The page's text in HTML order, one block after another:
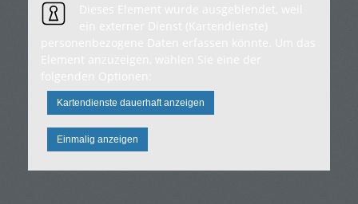
Kartendienste dauerhaft anzeigen
Einmalig anzeigen